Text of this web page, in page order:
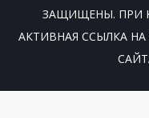
ЗАЩИЩЕНЫ. ПРИ
АКТИВНАЯ ССЫЛКА